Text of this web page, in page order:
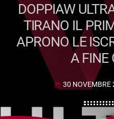
DOPPIAW
TIRANO IL
APRONO LE
A FINE
today 30 NOVEMBRE